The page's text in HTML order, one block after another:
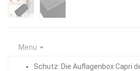
Menu
Schutz: Die Auflagenbox Capri